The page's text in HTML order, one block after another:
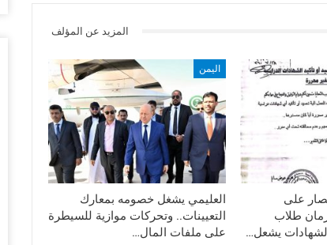
ضد اليمنيين وان السعودية والامارات تحاولان
المزيد عن المؤلف
على
طلاب
يشعل…
اليمن
العليمي يشغل خصومه بمعارك
التعيينات.. وتحركات موازية للسيطرة
على ملفات المال…